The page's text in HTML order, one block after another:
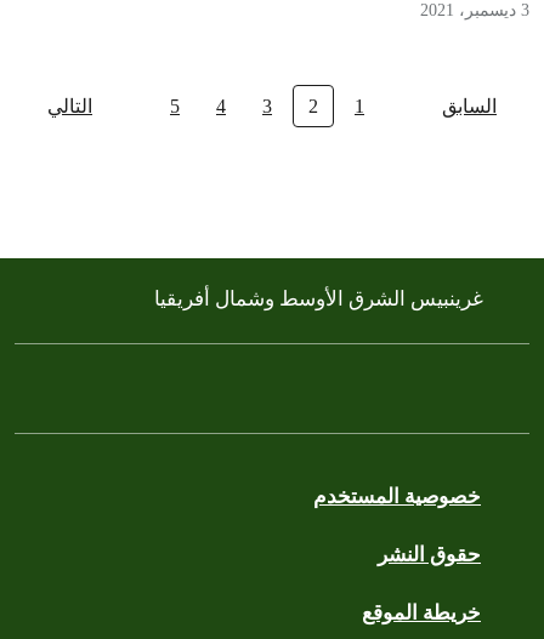
3 ديسمبر، 2021
السابق 1
2
3
4
5 التالي
خصوصية المستخدم
حقوق النشر
خريطة الموقع